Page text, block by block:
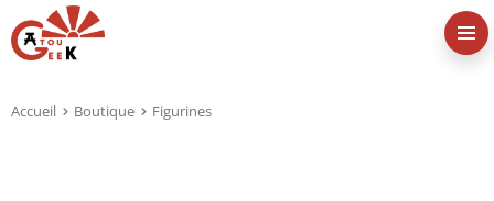
Accueil Boutique Figurines